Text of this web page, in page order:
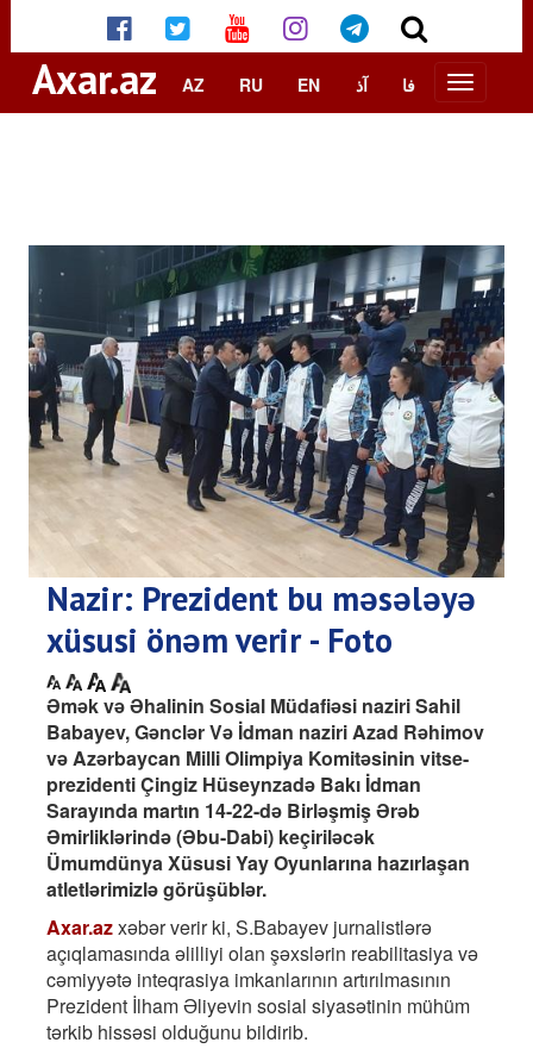
Axar.az AZ RU EN آذ فا
Nazir: Prezident bu məsələyə
xüsusi önəm verir - Foto
Əmək və Əhalinin Sosial Müdafiəsi naziri Sahil
Babayev, Gənclər Və İdman naziri Azad Rəhimov
və Azərbaycan Milli Olimpiya Komitəsinin vitse-
prezidenti Çingiz Hüseynzadə Bakı İdman
Sarayında martın 14-22-də Birləşmiş Ərəb
Əmirliklərində (Əbu-Dabi) keçiriləcək
Ümumdünya Xüsusi Yay Oyunlarına hazırlaşan
atletlərimizlə görüşüblər.
Axar.azxəbər verir ki, S.Babayev jurnalistlərə
açıqlamasında əlilliyi olan şəxslərin reabilitasiya və
cəmiyyətə inteqrasiya imkanlarının artırılmasının
Prezident İlham Əliyevin sosial siyasətinin mühüm
tərkib hissəsi olduğunu bildirib.